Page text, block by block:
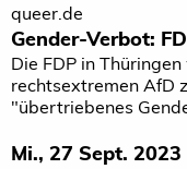
queer.de
Gender-Verbot:
Die FDP in
rechtsextremen AfD
"übertriebenes
Mi., 27 Sept. 2023